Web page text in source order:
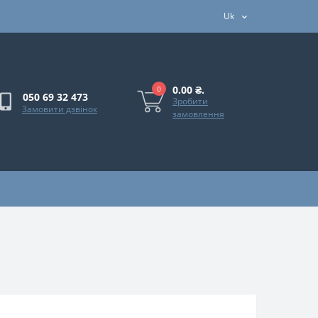
Uk
050 69 32 473
Замовити дзвінок
0 0.00 ₴.
Зробити
замовлення